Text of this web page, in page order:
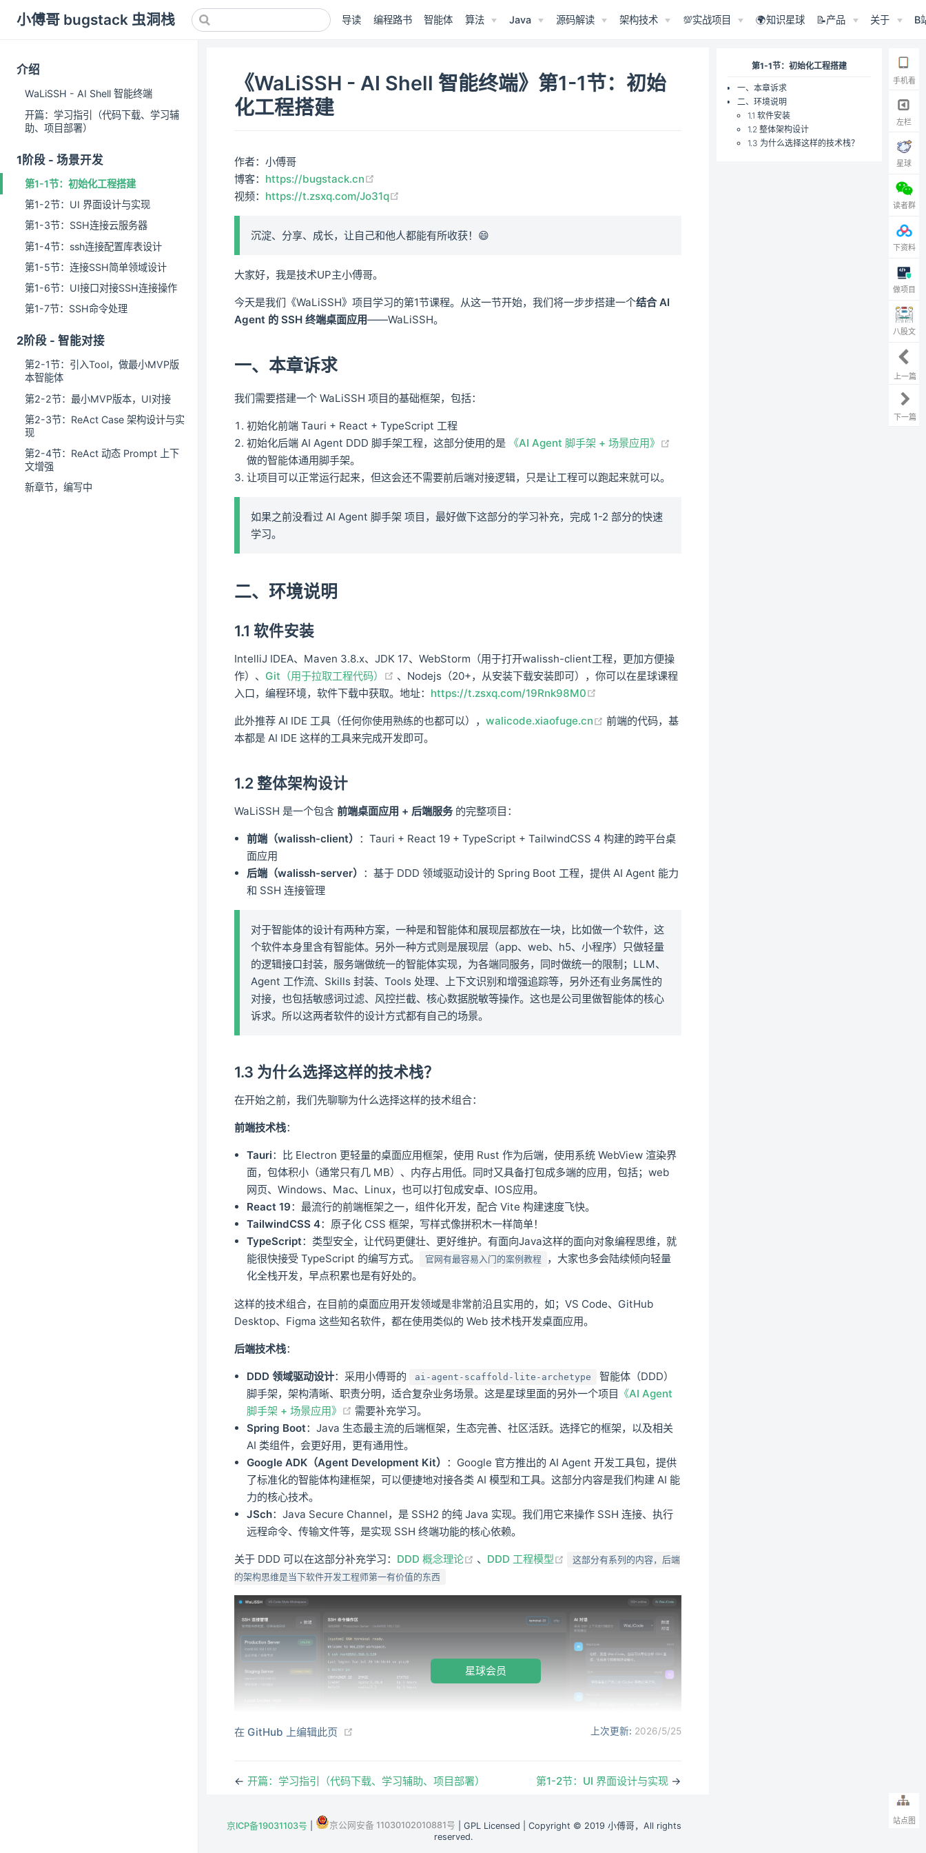
小傅哥 bugstack 虫洞栈 导读 编程路书 智能体 算法 Java 源码解读 架构技术 💯实战项目 🌍知识星球 📝产品 关于 B
介绍
WaLiSSH - AI Shell 智能终端
开篇：学习指引（代码下载、学习辅
助、项目部署）
1阶段 - 场景开发
第1-1节：初始化工程搭建
第1-2节：UI 界面设计与实现
第1-3节：SSH连接云服务器
第1-4节：ssh连接配置库表设计
第1-5节：连接SSH简单领域设计
第1-6节：UI接口对接SSH连接操作
第1-7节：SSH命令处理
2阶段 - 智能对接
第2-1节：引入Tool，做最小MVP版
本智能体
第2-2节：最小MVP版本，UI对接
第2-3节：ReAct Case 架构设计与实
现
第2-4节：ReAct 动态 Prompt 上下
文增强
新章节，编写中
《WaLiSSH - AI Shell 智能终端》第1-1节：初始
化工程搭建
作者：小傅哥
博客： https://bugstack.cn
视频： https://t.zsxq.com/Jo31q
沉淀、分享、成长，让自己和他人都能有所收获！😄
大家好，我是技术UP主小傅哥。
今天是我们《WaLiSSH》项目学习的第1节课程。从这一节开始，我们将一步步搭建一个结合 AI
Agent 的 SSH 终端桌面应用——WaLiSSH。
一、本章诉求
我们需要搭建一个 WaLiSSH 项目的基础框架，包括：
初始化前端 Tauri + React + TypeScript 工程
初始化后端 AI Agent DDD 脚手架工程，这部分使用的是
《AI Agent 脚手架 + 场景应用》
做的智能体通用脚手架。
让项目可以正常运行起来，但这会还不需要前后端对接逻辑，只是让工程可以跑起来就可以。
如果之前没看过 AI Agent 脚手架 项目，最好做下这部分的学习补充，完成 1-2 部分的快速
学习。
二、环境说明
1.1 软件安装
IntelliJ IDEA、Maven 3.8.x、JDK 17、WebStorm（用于打开walissh-client工程，更加方便操
作）、 Git（用于拉取工程代码） (opens new window)
、Nodejs（20+，从安装下载安装即可），你可以在星球课程
入口，编程环境，软件下载中获取。地址： https://t.zsxq.com/19Rnk98M0
此外推荐 AI IDE 工具（任何你使用熟练的也都可以）， walicode.xiaofuge.cn (opens new window)
前端的代码，基
本都是 AI IDE 这样的工具来完成开发即可。
1.2 整体架构设计
WaLiSSH 是一个包含 前端桌面应用 + 后端服务的完整项目：
前端（walissh-client） ：Tauri + React 19 + TypeScript + TailwindCSS 4 构建的跨平台桌
面应用
后端（walissh-server） ：基于 DDD 领域驱动设计的 Spring Boot 工程，提供 AI Agent 能力
和 SSH 连接管理
对于智能体的设计有两种方案，一种是和智能体和展现层都放在一块，比如做一个软件，这
个软件本身里含有智能体。另外一种方式则是展现层（app、web、h5、小程序）只做轻量
的逻辑接口封装，服务端做统一的智能体实现，为各端同服务，同时做统一的限制；LLM、
Agent 工作流、Skills 封装、Tools 处理、上下文识别和增强追踪等，另外还有业务属性的
对接，也包括敏感词过滤、风控拦截、核心数据脱敏等操作。这也是公司里做智能体的核心
诉求。所以这两者软件的设计方式都有自己的场景。
1.3 为什么选择这样的技术栈？
在开始之前，我们先聊聊为什么选择这样的技术组合：
前端技术栈：
Tauri：比 Electron 更轻量的桌面应用框架，使用 Rust 作为后端，使用系统 WebView 渲染界
面，包体积小（通常只有几 MB）、内存占用低。同时又具备打包成多端的应用，包括；web
网页、Windows、Mac、Linux，也可以打包成安卓、IOS应用。
React 19：最流行的前端框架之一，组件化开发，配合 Vite 构建速度飞快。
TailwindCSS 4：原子化 CSS 框架，写样式像拼积木一样简单！
TypeScript：类型安全，让代码更健壮、更好维护。有面向Java这样的面向对象编程思维，就
能很快接受 TypeScript 的编写方式。
官网有最容易入门的案例教程
，大家也多会陆续倾向轻量
化全栈开发，早点积累也是有好处的。
这样的技术组合，在目前的桌面应用开发领域是非常前沿且实用的，如；VS Code、GitHub
Desktop、Figma 这些知名软件，都在使用类似的 Web 技术栈开发桌面应用。
后端技术栈：
DDD 领域驱动设计：采用小傅哥的 ai-agent-scaffold-lite-archetype
智能体（DDD）
脚手架，架构清晰、职责分明，适合复杂业务场景。这是星球里面的另外一个项目 《AI Agent
脚手架 + 场景应用》
(opens new window)
需要补充学习。
Spring Boot：Java 生态最主流的后端框架，生态完善、社区活跃。选择它的框架，以及相关
AI 类组件，会更好用，更有通用性。
Google ADK（Agent Development Kit） ：Google 官方推出的 AI Agent 开发工具包，提供
了标准化的智能体构建框架，可以便捷地对接各类 AI 模型和工具。这部分内容是我们构建 AI 能
力的核心技术。
JSch：Java Secure Channel，是 SSH2 的纯 Java 实现。我们用它来操作 SSH 连接、执行
远程命令、传输文件等，是实现 SSH 终端功能的核心依赖。
关于 DDD 可以在这部分补充学习： DDD 概念理论 (opens new window)
、 DDD 工程模型 (opens new window)
这部分有系列的内容，后端
的架构思维是当下软件开发工程师第一有价值的东西
星球会员
在 GitHub 上编辑此页 上次更新: 2026/5/25
← 开篇：学习指引（代码下载、学习辅助、项目部署） 第1-2节：UI 界面设计与实现 →
京ICP备19031103号 京公网安备 11030102010881号 | GPL Licensed | Copyright © 2019 小傅哥，All rights
reserved.
第1-1节：初始化工程搭建
一、本章诉求
二、环境说明
1.1 软件安装
1.2 整体架构设计
1.3 为什么选择这样的技术栈？
手机看
左栏
星球
读者群
下资料
做项目
八股文
上一篇
下一篇
站点图